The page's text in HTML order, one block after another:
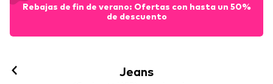
Rebajas de fin de verano: Ofertas con hasta un 50%
de descuento
Jeans